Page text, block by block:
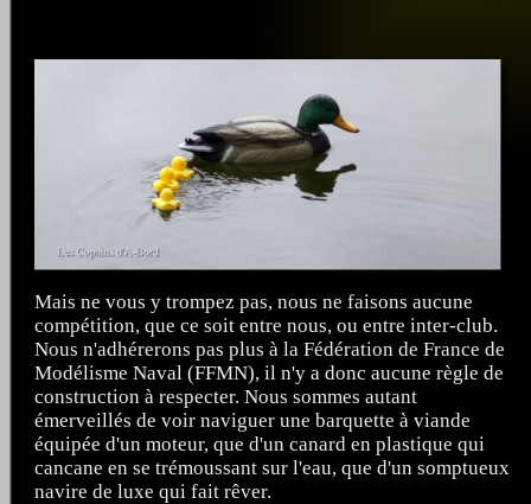
Mais ne vous y trompez pas, nous ne faisons aucune
compétition, que ce soit entre nous, ou entre inter-club.
Nous n'adhérerons pas plus à la Fédération de France de
Modélisme Naval (FFMN), il n'y a donc aucune règle de
construction à respecter. Nous sommes autant
émerveillés de voir naviguer une barquette à viande
équipée d'un moteur, que d'un canard en plastique qui
cancane en se trémoussant sur l'eau, que d'un somptueux
navire de luxe qui fait rêver.